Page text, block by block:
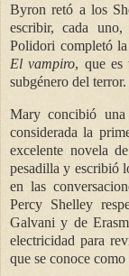
Byron retó a los
escribir, cada
Polidori completó
El vampiro, que es
subgénero del terror.
Mary concibió
considerada la
excelente novela
pesadilla y escribió
en las
Percy Shelley
Galvani y de
electricidad para
que se conoce